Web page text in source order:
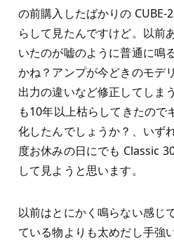
の前購入したばかりの CUBE-
らして見たんですけど。以前
いたのが嘘のように普通に鳴
かね？アンプが今どきのモデ
出力の違いなど修正してしま
も10年以上枯らしてきたので
化したんでしょうか？、いず
度お休みの日にでも Classic
して見ようと思います。
以前はとにかく鳴らない感じ
ている物よりも太めだし手強